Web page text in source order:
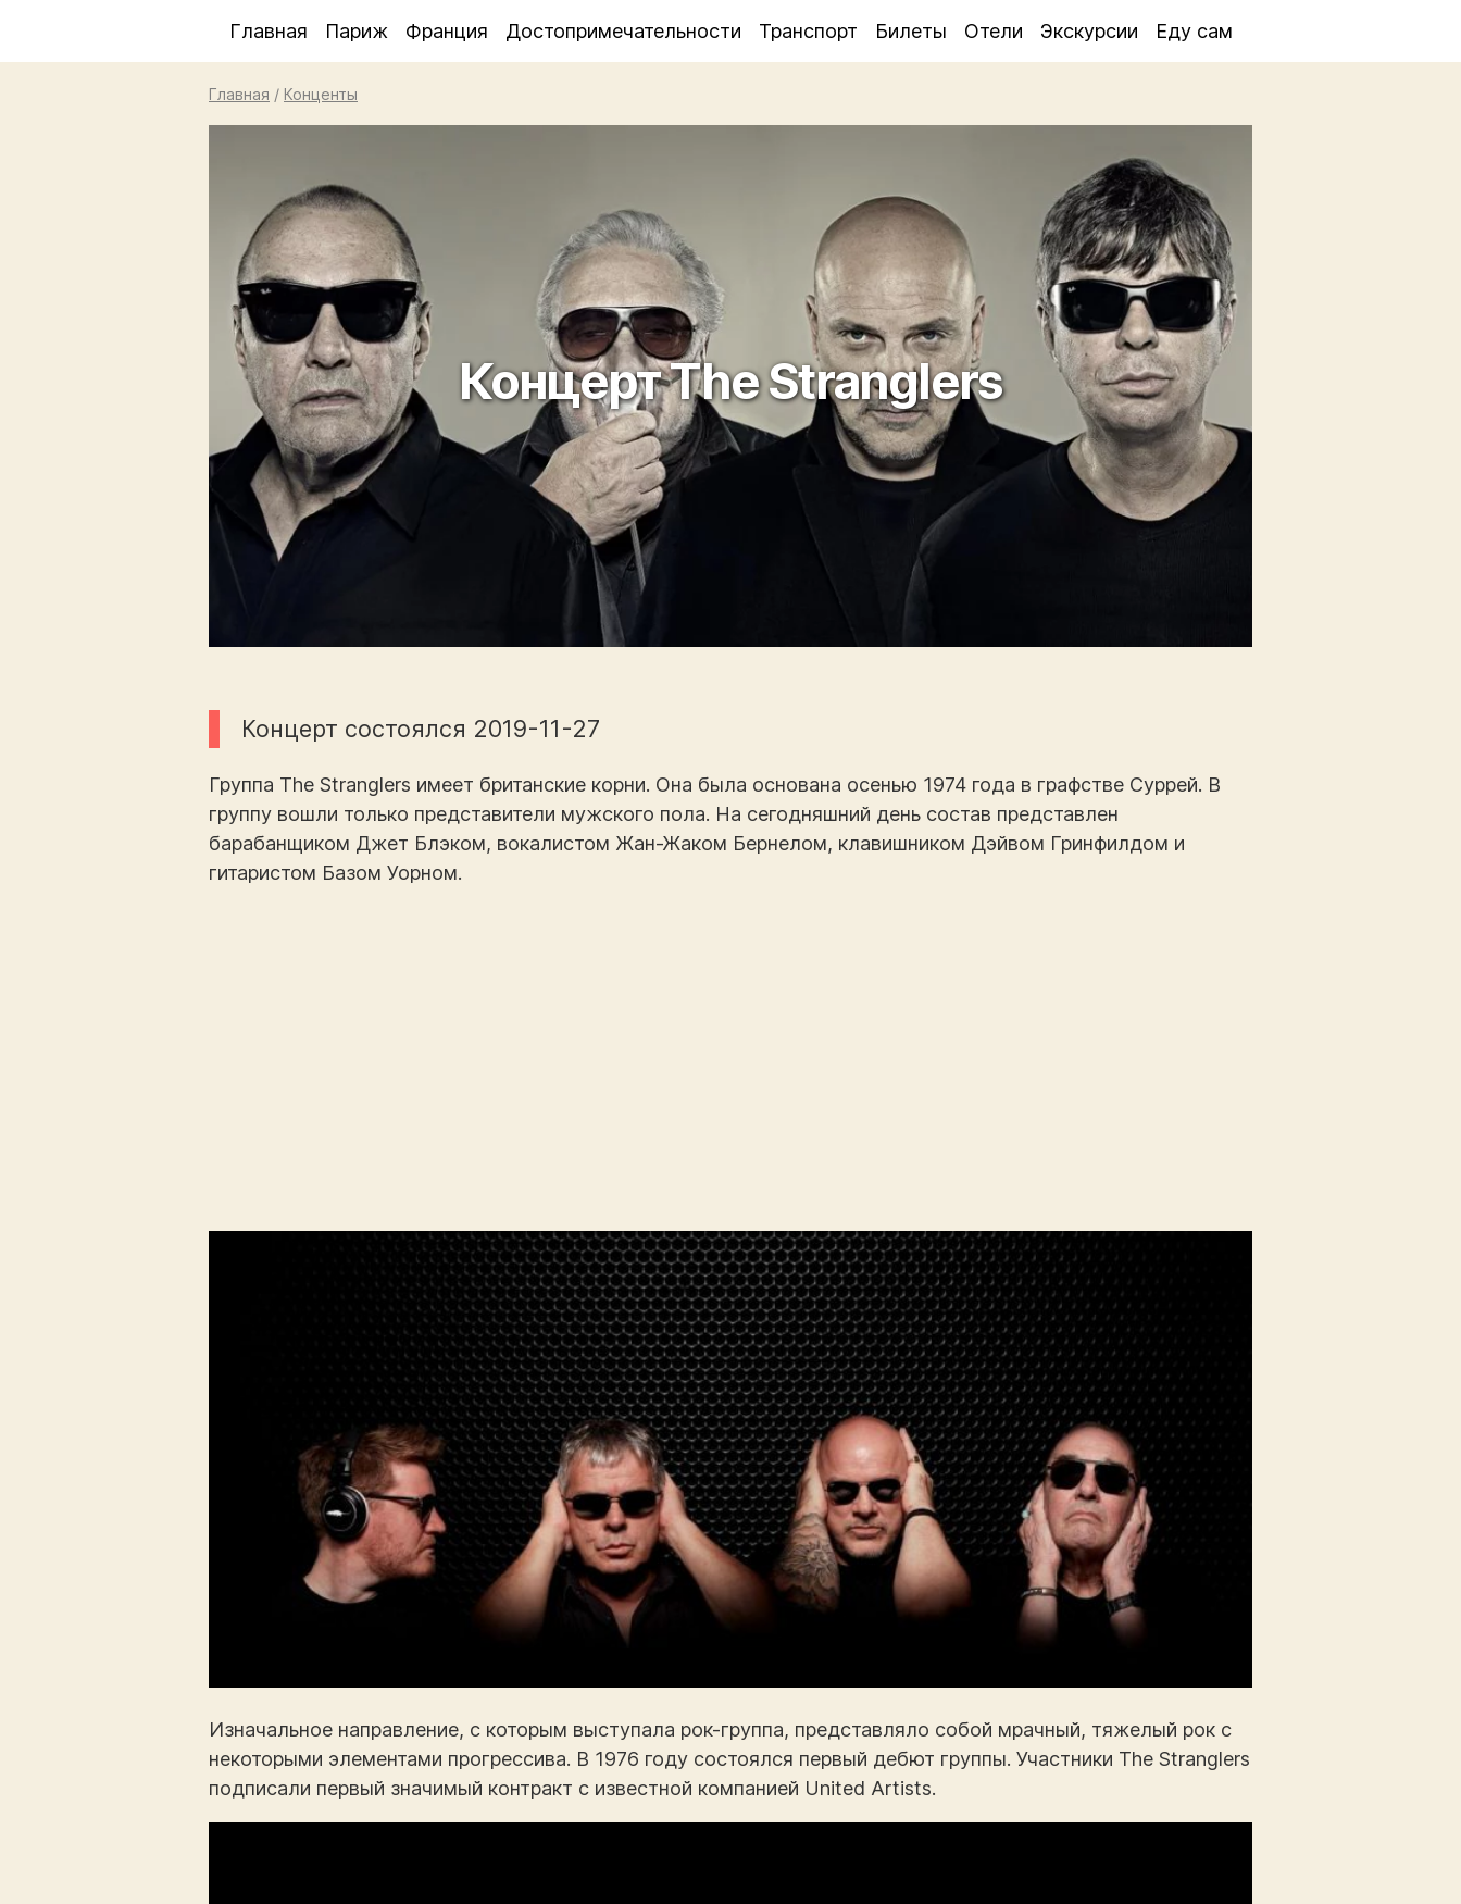
Главная Париж Франция Достопримечательности Транспорт Билеты Отели Экскурсии Еду сам
Главная / Конценты
Концерт The Stranglers
Концерт состоялся 2019-11-27
Группа The Stranglers имеет британские корни. Она была основана осенью 1974 года в графстве Суррей. В
группу вошли только представители мужского пола. На сегодняшний день состав представлен
барабанщиком Джет Блэком, вокалистом Жан-Жаком Бернелом, клавишником Дэйвом Гринфилдом и
гитаристом Базом Уорном.
Изначальное направление, с которым выступала рок-группа, представляло собой мрачный, тяжелый рок с
некоторыми элементами прогрессива. В 1976 году состоялся первый дебют группы. Участники The Stranglers
подписали первый значимый контракт с известной компанией United Artists.